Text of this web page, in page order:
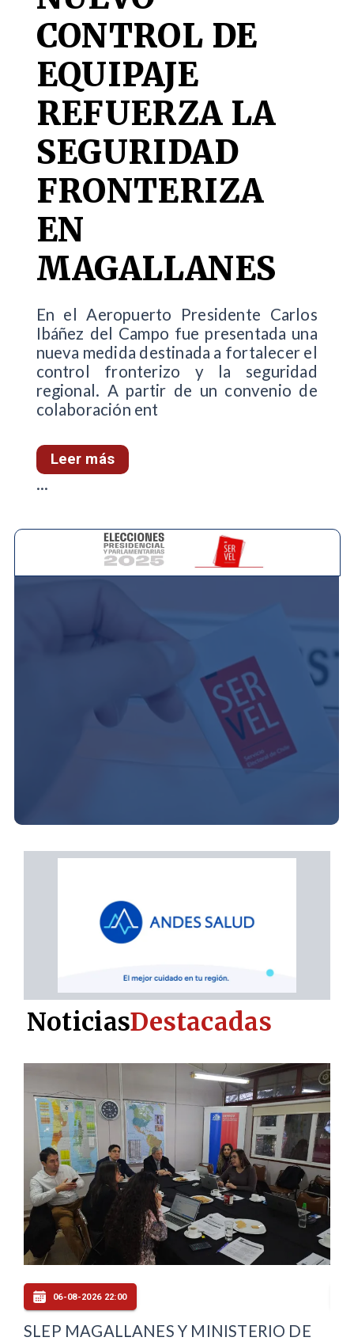
CONTROL DE
EQUIPAJE
REFUERZA LA
SEGURIDAD
FRONTERIZA
EN
MAGALLANES
En el Aeropuerto Presidente Carlos
Ibáñez del Campo fue presentada una
nueva medida destinada a fortalecer el
control fronterizo y la seguridad
regional. A partir de un convenio de
colaboración ent
Leer más
...
06-08-2026 22:00
SLEP MAGALLANES Y MINISTERIO DE
NoticiasDestacadas